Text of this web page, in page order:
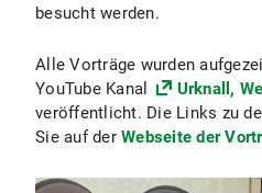
besucht werden.
Alle Vorträge wurden
YouTube Kanal
Urknall,
veröffentlicht. Die Links zu
Sie auf der Webseite der